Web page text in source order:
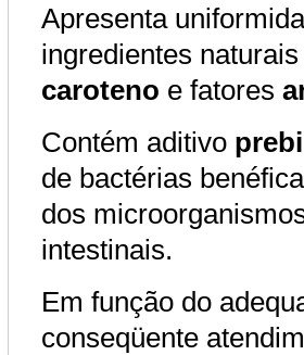
Apresenta
ingredientes
caroteno e fatores
Contém aditivo
de bactérias
dos
intestinais.
Em função do
conseqüente